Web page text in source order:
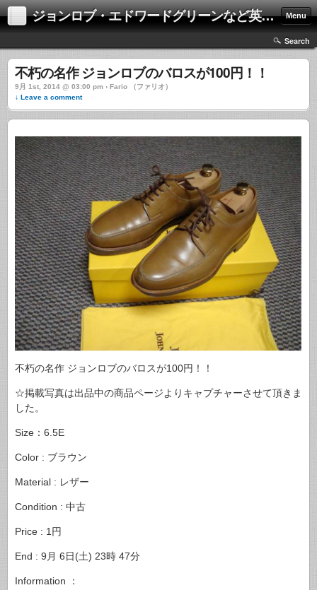
ジョンロブ・エドワードグリーンなど英国靴の激安中古通販情報ブログ Menu
Search
不朽の名作 ジョンロブのバロスが100円！！
9月 1st, 2014 @ 03:00 pm › Fario （ファリオ）
↓ Leave a comment
不朽の名作 ジョンロブのバロスが100円！！
☆掲載写真は出品中の商品ページよりキャプチャーさせて頂きま
した。
Size：6.5E
Color : ブラウン
Material : レザー
Condition : 中古
Price : 1円
End : 9月 6日(土) 23時 47分
Information ：